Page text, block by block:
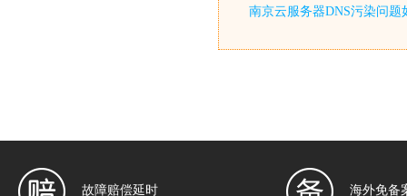
南京云服务器DNS污染问题
故障赔偿延时 海外免备